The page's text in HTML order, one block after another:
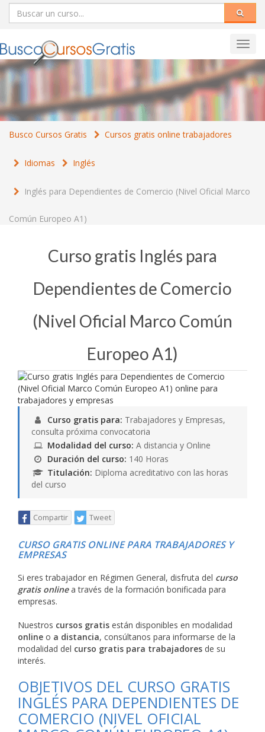
Busco Cursos Gratis Cursos gratis online trabajadores
Idiomas Inglés
Inglés para Dependientes de Comercio (Nivel Oficial Marco
Común Europeo A1)
Curso gratis Inglés para
Dependientes de Comercio
(Nivel Oficial Marco Común
Europeo A1)
Curso gratis para: Trabajadores y Empresas,
consulta próxima convocatoria
Modalidad del curso: A distancia y Online
Duración del curso: 140 Horas
Titulación: Diploma acreditativo con las horas
del curso
Compartir Tweet
CURSO GRATIS ONLINE PARA TRABAJADORES Y
EMPRESAS
Si eres trabajador en Régimen General, disfruta del curso
gratis onlinea través de la formación bonificada para
empresas.
Nuestros cursos gratis están disponibles en modalidad
online o a distancia, consúltanos para informarse de la
modalidad del curso gratis para trabajadores de su
interés.
OBJETIVOS DEL CURSO GRATIS
INGLÉS PARA DEPENDIENTES DE
COMERCIO (NIVEL OFICIAL